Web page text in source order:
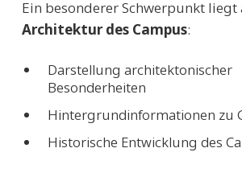
Ein besonderer Schwerpunkt liegt
Architektur des Campus:
Darstellung architektonischer
Besonderheiten
Hintergrundinformationen zu
Historische Entwicklung des